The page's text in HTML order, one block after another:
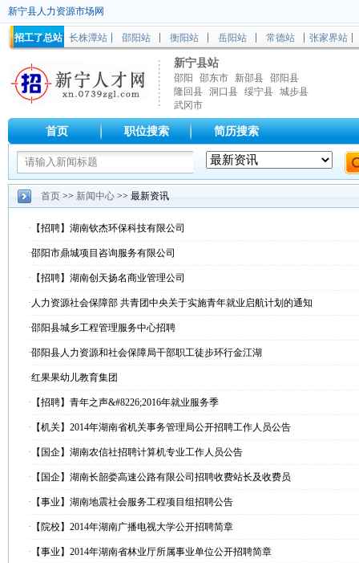
新宁县人力资源市场网
招工了总站 长株潭站 邵阳站 衡阳站 岳阳站 常德站 张家界站
新宁县站
邵阳 邵东市 新邵县 邵阳县
隆回县 洞口县 绥宁县 城步县
武冈市
首页 职位搜索 简历搜索
首页 >> 新闻中心 >> 最新资讯
· 【招聘】湖南钦杰环保科技有限公司
·邵阳市鼎城项目咨询服务有限公司
· 【招聘】湖南创天扬名商业管理公司
· 人力资源社会保障部 共青团中央关于实施青年就业启航计划的通知
·邵阳县城乡工程管理服务中心招聘
·邵阳县人力资源和社会保障局干部职工徒步环行金江湖
·红果果幼儿教育集团
· 【招聘】青年之声&#8226;2016年就业服务季
· 【机关】2014年湖南省机关事务管理局公开招聘工作人员公告
· 【国企】湖南农信社招聘计算机专业工作人员公告
· 【国企】湖南长韶娄高速公路有限公司招聘收费站长及收费员
· 【事业】湖南地震社会服务工程项目组招聘公告
· 【院校】2014年湖南广播电视大学公开招聘简章
· 【事业】2014年湖南省林业厅所属事业单位公开招聘简章